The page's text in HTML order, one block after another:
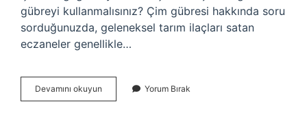
gübreyi kullanmalısınız? Çim gübresi hakkında soru
sorduğunuzda, geleneksel tarım ilaçları satan
eczaneler genellikle…
Devamını okuyun
Coşturan
Yorum Bırak